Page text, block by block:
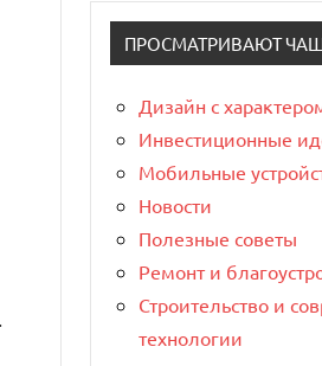
ПРОСМАТРИВАЮТ
Дизайн с
Инвестиционные
Мобильные
Новости
Полезные советы
Ремонт и
Строительство и
технологии